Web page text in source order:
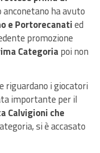
anconetano ha avuto
e Portorecanatied
promozione
Categoria poi non
riguardano i giocatori
importante per il
Calvigioni che
si è accasato